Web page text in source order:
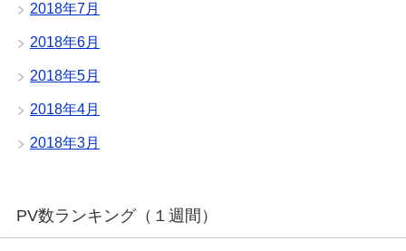
2018年7月
2018年6月
2018年5月
2018年4月
2018年3月
PV数ランキング（１週間）